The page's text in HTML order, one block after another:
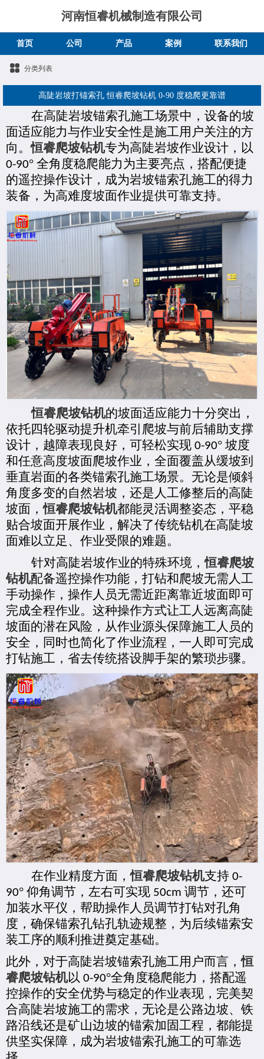
河南恒睿机械制造有限公司
首页 公司 产品 案例 联系我们
分类列表
高陡岩坡打锚索孔 恒睿爬坡钻机 0-90 度稳爬更靠谱
在高陡岩坡锚索孔施工场景中，设备的坡
面适应能力与作业安全性是施工用户关注的方
向。恒睿爬坡钻机专为高陡岩坡作业设计，以
0-90° 全角度稳爬能力为主要亮点，搭配便捷
的遥控操作设计，成为岩坡锚索孔施工的得力
装备，为高难度坡面作业提供可靠支持。
恒睿爬坡钻机的坡面适应能力十分突出，
依托四轮驱动提升机牵引爬坡与前后辅助支撑
设计，越障表现良好，可轻松实现 0-90° 坡度
和任意高度坡面爬坡作业，全面覆盖从缓坡到
垂直岩面的各类锚索孔施工场景。无论是倾斜
角度多变的自然岩坡，还是人工修整后的高陡
坡面，恒睿爬坡钻机都能灵活调整姿态，平稳
贴合坡面开展作业，解决了传统钻机在高陡坡
面难以立足、作业受限的难题。
针对高陡岩坡作业的特殊环境，恒睿爬坡
钻机配备遥控操作功能，打钻和爬坡无需人工
手动操作，操作人员无需近距离靠近坡面即可
完成全程作业。这种操作方式让工人远离高陡
坡面的潜在风险，从作业源头保障施工人员的
安全，同时也简化了作业流程，一人即可完成
打钻施工，省去传统搭设脚手架的繁琐步骤。
在作业精度方面，恒睿爬坡钻机支持 0-
90° 仰角调节，左右可实现 50cm 调节，还可
加装水平仪，帮助操作人员调节打钻对孔角
度，确保锚索孔钻孔轨迹规整，为后续锚索安
装工序的顺利推进奠定基础。
此外，对于高陡岩坡锚索孔施工用户而言，恒
睿爬坡钻机以 0-90°全角度稳爬能力 ， 搭配遥
控操作的安全优势与稳定的作业表现，完美契
合高陡岩坡施工的需求，无论是公路边坡、铁
路沿线还是矿山边坡的锚索加固工程，都能提
供坚实保障，成为岩坡锚索孔施工的可靠选